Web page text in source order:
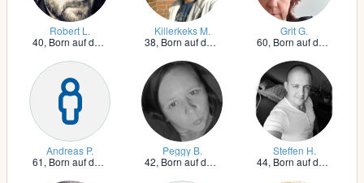
Robert L.
40, Born auf dem Darß
Killerkeks M.
38, Born auf dem Darß
Grit G.
60, Born auf dem Darß
Andreas P.
61, Born auf dem Darß
Peggy B.
42, Born auf dem Darß
Steffen H.
44, Born auf dem Darß